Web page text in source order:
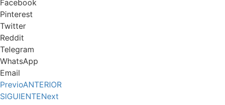
Facebook
Pinterest
Twitter
Reddit
Telegram
WhatsApp
Email
PrevioANTERIOR
SIGUIENTENext